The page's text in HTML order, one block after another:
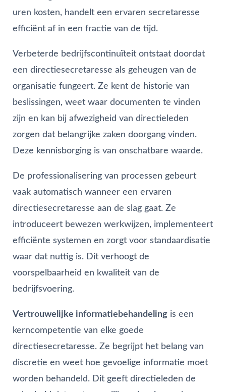
uren kosten, handelt een ervaren secretaresse
efficiënt af in een fractie van de tijd.
Verbeterde bedrijfscontinuïteit ontstaat doordat
een directiesecretaresse als geheugen van de
organisatie fungeert. Ze kent de historie van
beslissingen, weet waar documenten te vinden
zijn en kan bij afwezigheid van directieleden
zorgen dat belangrijke zaken doorgang vinden.
Deze kennisborging is van onschatbare waarde.
De professionalisering van processen gebeurt
vaak automatisch wanneer een ervaren
directiesecretaresse aan de slag gaat. Ze
introduceert bewezen werkwijzen, implementeert
efficiënte systemen en zorgt voor standaardisatie
waar dat nuttig is. Dit verhoogt de
voorspelbaarheid en kwaliteit van de
bedrijfsvoering.
Vertrouwelijke informatiebehandeling is een
kerncompetentie van elke goede
directiesecretaresse. Ze begrijpt het belang van
discretie en weet hoe gevoelige informatie moet
worden behandeld. Dit geeft directieleden de